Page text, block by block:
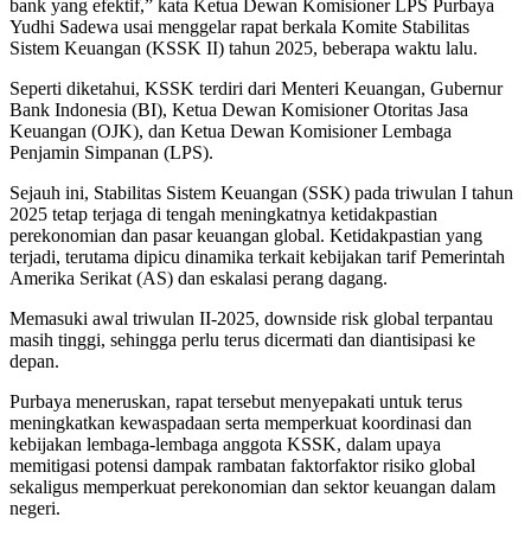
bank yang efektif,” kata Ketua Dewan Komisioner LPS Purbaya
Yudhi Sadewa usai menggelar rapat berkala Komite Stabilitas
Sistem Keuangan (KSSK II) tahun 2025, beberapa waktu lalu.
Seperti diketahui, KSSK terdiri dari Menteri Keuangan, Gubernur
Bank Indonesia (BI), Ketua Dewan Komisioner Otoritas Jasa
Keuangan (OJK), dan Ketua Dewan Komisioner Lembaga
Penjamin Simpanan (LPS).
Sejauh ini, Stabilitas Sistem Keuangan (SSK) pada triwulan I tahun
2025 tetap terjaga di tengah meningkatnya ketidakpastian
perekonomian dan pasar keuangan global. Ketidakpastian yang
terjadi, terutama dipicu dinamika terkait kebijakan tarif Pemerintah
Amerika Serikat (AS) dan eskalasi perang dagang.
Memasuki awal triwulan II-2025, downside risk global terpantau
masih tinggi, sehingga perlu terus dicermati dan diantisipasi ke
depan.
Purbaya meneruskan, rapat tersebut menyepakati untuk terus
meningkatkan kewaspadaan serta memperkuat koordinasi dan
kebijakan lembaga-lembaga anggota KSSK, dalam upaya
memitigasi potensi dampak rambatan faktorfaktor risiko global
sekaligus memperkuat perekonomian dan sektor keuangan dalam
negeri.